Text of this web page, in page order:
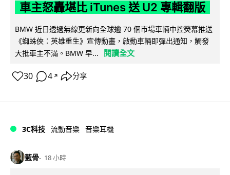
車主怒轟堪比 iTunes 送 U2 專輯翻版
BMW 近日透過無線更新向全球逾 70 個市場車輛中控熒幕推送
《蜘蛛俠：英雄重生》宣傳動畫，啟動車輛即彈出通知，觸發
大批車主不滿。BMW 早...
閱讀全文
30 4 ↗ 分享
3C科技 流動音樂 音樂耳機
藍骨 18 小時